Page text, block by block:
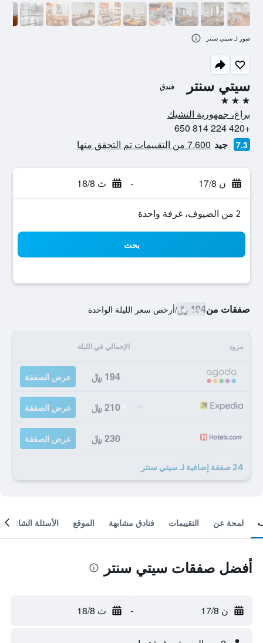
سيتي سنتر فندق
3 نجوم
براغ، جمهورية التشيك
+420 224 814 650
7.3 جيد 7,600 من التقييمات تم التحقق منها
ن 17/8 - ث 18/8
2 من الضيوف، غرفة واحدة
بحث
صفقات من194 ﷼ /أرخص سعر الليلة الواحدة
مزود الإجمالي في الليلة
194 ﷼ عرض الصفقة
210 ﷼ عرض الصفقة
230 ﷼ عرض الصفقة
24 صفقة إضافية لـ سيتي سنتر
صور لـ سيتي سنتر
لمحة عن التقييمات فنادق مشابهة الموقع الأسئلة الشائعة
أفضل صفقات سيتي سنتر
ن 17/8 - ث 18/8